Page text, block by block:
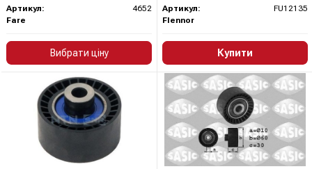
Артикул:
4652
Fare
Вибрати ціну
Артикул:
FU12135
Flennor
Купити